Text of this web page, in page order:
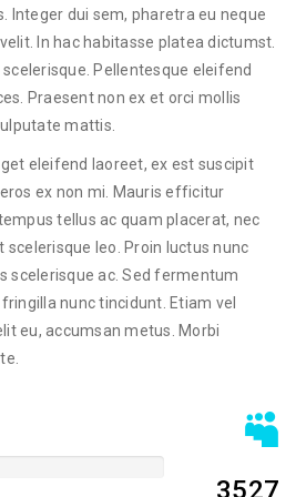
Integer dui sem, pharetra eu neque
In hac habitasse platea dictumst.
Pellentesque eleifend
Praesent non ex et orci mollis
mattis.
eleifend laoreet, ex est suscipit
ex non mi. Mauris efficitur
tellus ac quam placerat, nec
scelerisque leo. Proin luctus nunc
scelerisque ac. Sed fermentum
nunc tincidunt. Etiam vel
eu, accumsan metus. Morbi
3527